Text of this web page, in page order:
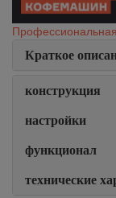
Краткое
конструкция
настройки
функционал
технические